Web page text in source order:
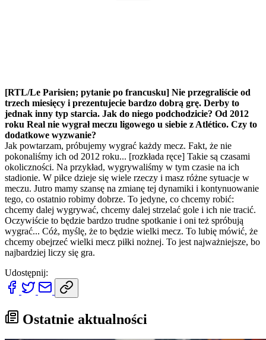
[RTL/Le Parisien; pytanie po francusku] Nie przegraliście od
trzech miesięcy i prezentujecie bardzo dobrą grę. Derby to
jednak inny typ starcia. Jak do niego podchodzicie? Od 2012
roku Real nie wygrał meczu ligowego u siebie z Atlético. Czy to
dodatkowe wyzwanie?
Jak powtarzam, próbujemy wygrać każdy mecz. Fakt, że nie
pokonaliśmy ich od 2012 roku... [rozkłada ręce] Takie są czasami
okoliczności. Na przykład, wygrywaliśmy w tym czasie na ich
stadionie. W piłce dzieje się wiele rzeczy i masz różne sytuacje w
meczu. Jutro mamy szansę na zmianę tej dynamiki i kontynuowanie
tego, co ostatnio robimy dobrze. To jedyne, co chcemy robić:
chcemy dalej wygrywać, chcemy dalej strzelać gole i ich nie tracić.
Oczywiście to będzie bardzo trudne spotkanie i oni też spróbują
wygrać... Cóż, myślę, że to będzie wielki mecz. To lubię mówić, że
chcemy obejrzeć wielki mecz piłki nożnej. To jest najważniejsze, bo
najbardziej liczy się gra.
Udostępnij:
Ostatnie aktualności